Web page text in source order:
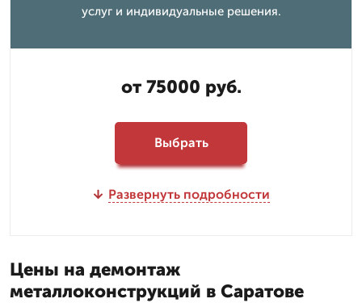
услуг и индивидуальные решения.
от 75000 руб.
Выбрать
Развернуть подробности
Цены на демонтаж
металлоконструкций в Саратове